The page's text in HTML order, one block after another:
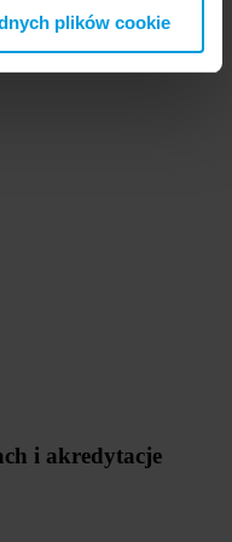
plików cookie
i akredytacje